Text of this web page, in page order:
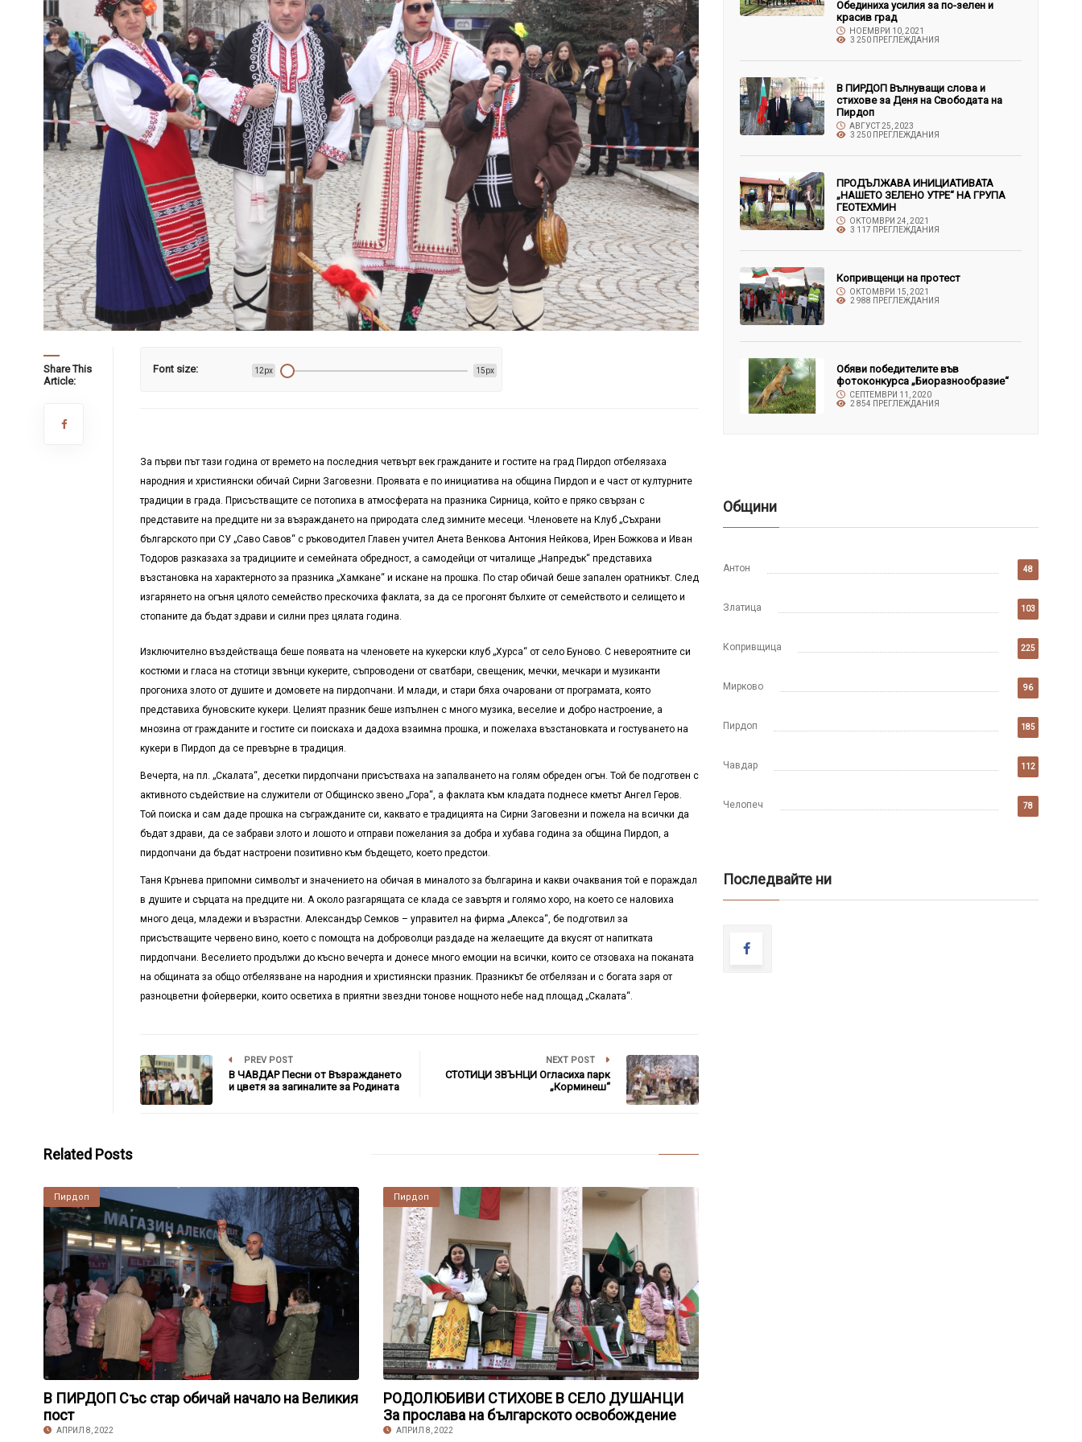
Share This
Article:
Font size: 12px 15px
За първи път тази година от времето на последния четвърт век гражданите и гостите на град Пирдоп отбелязаха
народния и християнски обичай Сирни Заговезни. Проявата е по инициатива на община Пирдоп и е част от културните
традиции в града. Присъстващите се потопиха в атмосферата на празника Сирница, който е пряко свързан с
представите на предците ни за възраждането на природата след зимните месеци. Членовете на Клуб „Съхрани
българското при СУ „Саво Савов“ с ръководител Главен учител Анета Венкова Антония Нейкова, Ирен Божкова и Иван
Тодоров разказаха за традициите и семейната обредност, а самодейци от читалище „Напредък“ представиха
възстановка на характерното за празника „Хамкане“ и искане на прошка. По стар обичай беше запален оратникът. След
изгарянето на огъня цялото семейство прескочиха факлата, за да се прогонят бълхите от семейството и селището и
стопаните да бъдат здрави и силни през цялата година.
Изключително въздействаща беше появата на членовете на кукерски клуб „Хурса“ от село Буново. С невероятните си
костюми и гласа на стотици звънци кукерите, съпроводени от сватбари, свещеник, мечки, мечкари и музиканти
прогониха злото от душите и домовете на пирдопчани. И млади, и стари бяха очаровани от програмата, която
представиха буновските кукери. Целият празник беше изпълнен с много музика, веселие и добро настроение, а
мнозина от гражданите и гостите си поискаха и дадоха взаимна прошка, и пожелаха възстановката и гостуването на
кукери в Пирдоп да се превърне в традиция.
Вечерта, на пл. „Скалата“, десетки пирдопчани присъстваха на запалването на голям обреден огън. Той бе подготвен с
активното съдействие на служители от Общинско звено „Гора“, а факлата към кладата поднесе кметът Ангел Геров.
Той поиска и сам даде прошка на съгражданите си, каквато е традицията на Сирни Заговезни и пожела на всички да
бъдат здрави, да се забрави злото и лошото и отправи пожелания за добра и хубава година за община Пирдоп, а
пирдопчани да бъдат настроени позитивно към бъдещето, което предстои.
Таня Крънева припомни символът и значението на обичая в миналото за българина и какви очаквания той е пораждал
в душите и сърцата на предците ни. А около разгарящата се клада се завъртя и голямо хоро, на което се наловиха
много деца, младежи и възрастни. Александър Семков – управител на фирма „Алекса“, бе подготвил за
присъстващите червено вино, което с помощта на доброволци раздаде на желаещите да вкусят от напитката
пирдопчани. Веселието продължи до късно вечерта и донесе много емоции на всички, които се отзоваха на поканата
на общината за общо отбелязване на народния и християнски празник. Празникът бе отбелязан и с богата заря от
разноцветни фойерверки, които осветиха в приятни звездни тонове нощното небе над площад „Скалата“.
PREV POST
В ЧАВДАР Песни от Възраждането
и цветя за загиналите за Родината
NEXT POST
СТОТИЦИ ЗВЪНЦИ Огласиха парк
„Корминеш“
Related Posts
Пирдоп
В ПИРДОП Със стар обичай начало на Великия
пост
АПРИЛ 8, 2022
Пирдоп
РОДОЛЮБИВИ СТИХОВЕ В СЕЛО ДУШАНЦИ
За прослава на българското освобождение
АПРИЛ 8, 2022
Обединиха усилия за по-зелен и
красив град
НОЕМВРИ 10, 2021
3 250 ПРЕГЛЕЖДАНИЯ
В ПИРДОП Вълнуващи слова и
стихове за Деня на Свободата на
Пирдоп
АВГУСТ 25, 2023
3 250 ПРЕГЛЕЖДАНИЯ
ПРОДЪЛЖАВА ИНИЦИАТИВАТА
„НАШЕТО ЗЕЛЕНО УТРЕ“ НА ГРУПА
ГЕОТЕХМИН
ОКТОМВРИ 24, 2021
3 117 ПРЕГЛЕЖДАНИЯ
Копривщенци на протест
ОКТОМВРИ 15, 2021
2 988 ПРЕГЛЕЖДАНИЯ
Обяви победителите във
фотоконкурса „Биоразнообразие“
СЕПТЕМВРИ 11, 2020
2 854 ПРЕГЛЕЖДАНИЯ
Общини
Антон 48
Златица 103
Копривщица 225
Мирково 96
Пирдоп 185
Чавдар 112
Челопеч 78
Последвайте ни